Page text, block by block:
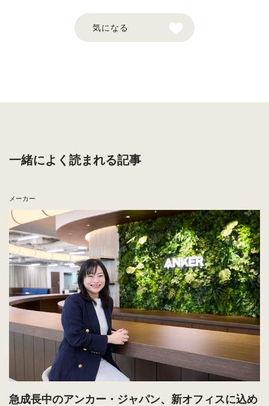
いう事実が、サービスの質の高さを物語っている。上場とい
う目標に向け、一歩一歩、着実に前進しているLive Searc
h。家具ECとの連携も見据えるなど、新たな展開にも注目し
この企業との繋がりを希望する
気になる
一緒によく読まれる記事
メーカー
急成長中のアンカー・ジャパン、新オフィスに込め